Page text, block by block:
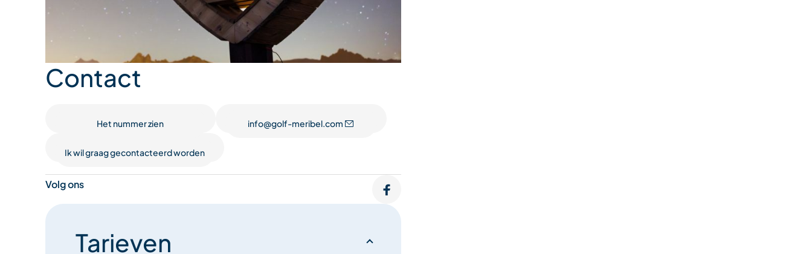
Contact
Het nummer zien info@golf-meribel.com
Ik wil graag gecontacteerd worden
Volg ons
Tarieven